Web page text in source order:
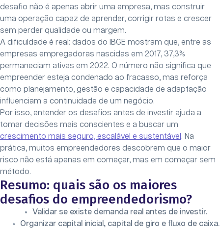
desafio não é apenas abrir uma empresa, mas construir
uma operação capaz de aprender, corrigir rotas e crescer
sem perder qualidade ou margem.
A dificuldade é real: dados do IBGE mostram que, entre as
empresas empregadoras nascidas em 2017, 37,3%
permaneciam ativas em 2022. O número não significa que
empreender esteja condenado ao fracasso, mas reforça
como planejamento, gestão e capacidade de adaptação
influenciam a continuidade de um negócio.
Por isso, entender os desafios antes de investir ajuda a
tomar decisões mais conscientes e a buscar um
crescimento mais seguro, escalável e sustentável . Na
prática, muitos empreendedores descobrem que o maior
risco não está apenas em começar, mas em começar sem
método.
Resumo: quais são os maiores
desafios do empreendedorismo?
Validar se existe demanda real antes de investir.
Organizar capital inicial, capital de giro e fluxo de caixa.